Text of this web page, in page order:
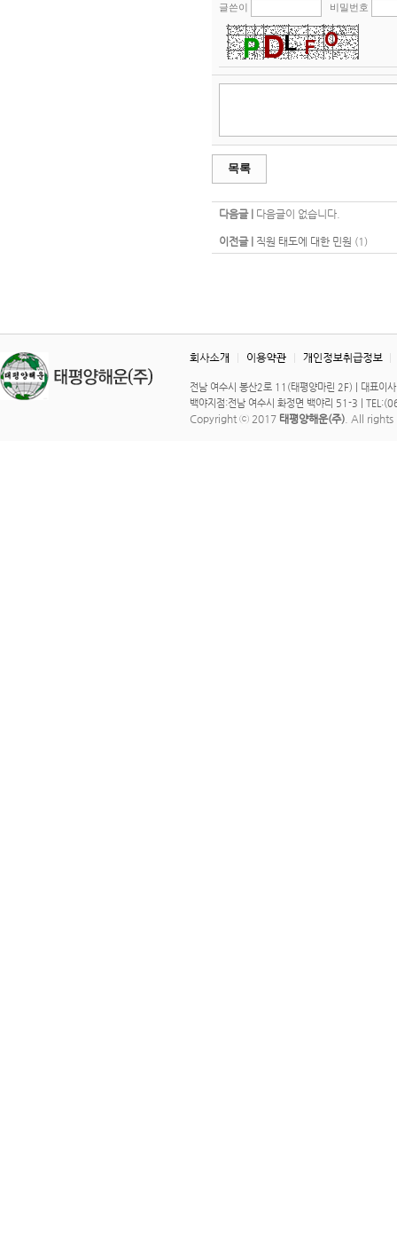
글쓴이 비밀번호
목록
다음글 | 다음글이 없습니다.
이전글 | 직원 태도에 대한 민원 (1)
전남 여수시 봉산2로 11(태평양마린 2F) | 대표
백야지점:전남 여수시 화정면 백야리 51-3 |
Copyright ⓒ 2017 태평양해운(주) . All